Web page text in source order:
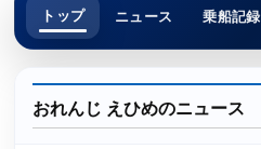
トップ ニュース 乗船記録
おれんじ えひめのニュース